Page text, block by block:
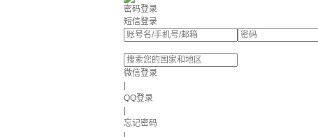
密码登录
短信登录
微信登录
QQ登录
忘记密码